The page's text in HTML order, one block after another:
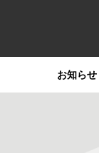
お知らせ